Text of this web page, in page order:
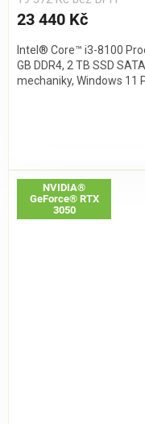
23 440 Kč
Intel® Core™ i3-8100
GB DDR4, 2 TB SSD
mechaniky, Windows 11
NVIDIA®
GeForce® RTX
3050